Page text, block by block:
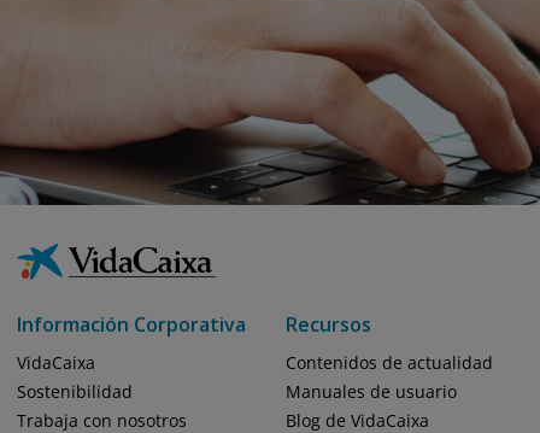
Información Corporativa
VidaCaixa
Sostenibilidad
Trabaja con nosotros
Recursos
Contenidos de actualidad
Manuales de usuario
Blog de VidaCaixa